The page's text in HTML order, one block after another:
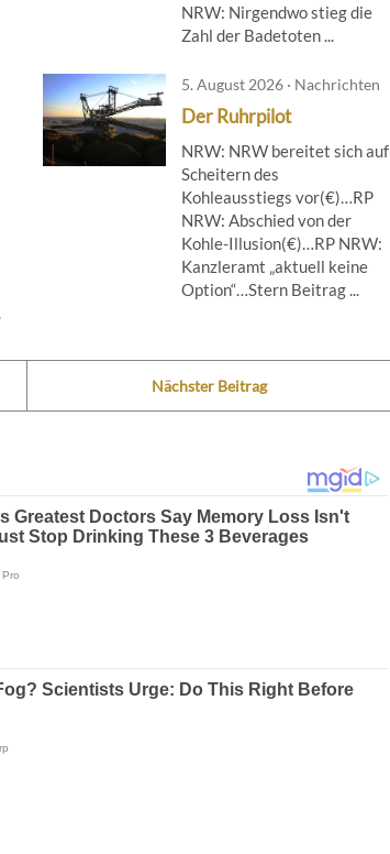
NRW: Nirgendwo stieg die
Zahl der Badetoten ...
5. August 2026 · Nachrichten
Der Ruhrpilot
NRW: NRW bereitet sich auf
Scheitern des
Kohleausstiegs vor(€)…RP
NRW: Abschied von der
Kohle-Illusion(€)…RP NRW:
Kanzleramt „aktuell keine
Option“…Stern Beitrag ...
Nächster Beitrag